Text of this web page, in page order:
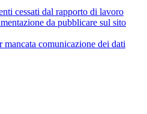
cessati dal rapporto di lavoro
da pubblicare sul sito
mancata comunicazione dei dati